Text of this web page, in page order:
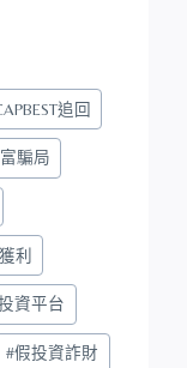
追回
騙局
利
資平台
#假投資詐財